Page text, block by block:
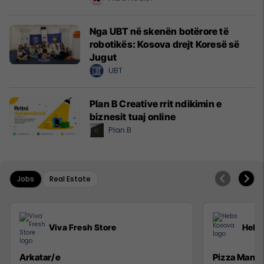
Nga UBT në skenën botërore të
robotikës: Kosova drejt Koresë së
Jugut
UBT
Plan B Creative rrit ndikimin e
biznesit tuaj online
Plan B
Jobs Real Estate
Viva Fresh Store
Arkatar/e Pizza Man